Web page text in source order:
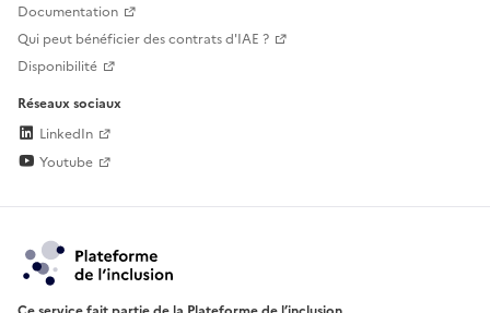
Documentation
Qui peut bénéficier des contrats d'IAE ?
Disponibilité
Réseaux sociaux
LinkedIn
Youtube